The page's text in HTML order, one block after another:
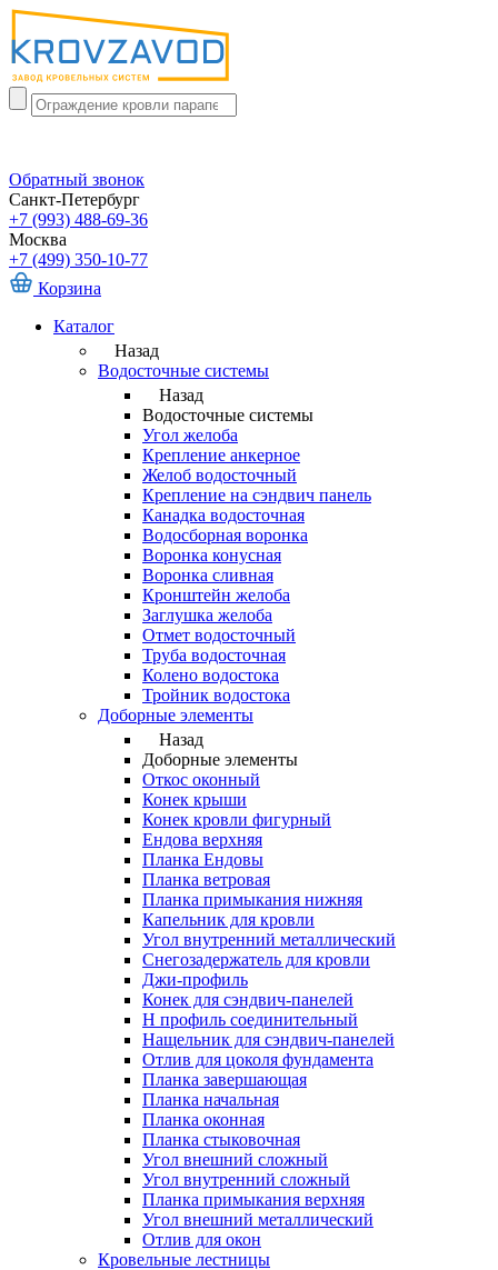
Обратный звонок
Санкт-Петербург
+7 (993) 488-69-36
Москва
+7 (499) 350-10-77
Корзина
Каталог
Назад
Водосточные системы
Назад
Водосточные системы
Угол желоба
Крепление анкерное
Желоб водосточный
Крепление на сэндвич панель
Канадка водосточная
Водосборная воронка
Воронка конусная
Воронка сливная
Кронштейн желоба
Заглушка желоба
Отмет водосточный
Труба водосточная
Колено водостока
Тройник водостока
Доборные элементы
Назад
Доборные элементы
Откос оконный
Конек крыши
Конек кровли фигурный
Ендова верхняя
Планка Ендовы
Планка ветровая
Планка примыкания нижняя
Капельник для кровли
Угол внутренний металлический
Снегозадержатель для кровли
Джи-профиль
Конек для сэндвич-панелей
Н профиль соединительный
Нащельник для сэндвич-панелей
Отлив для цоколя фундамента
Планка завершающая
Планка начальная
Планка оконная
Планка стыковочная
Угол внешний сложный
Угол внутренний сложный
Планка примыкания верхняя
Угол внешний металлический
Отлив для окон
Кровельные лестницы